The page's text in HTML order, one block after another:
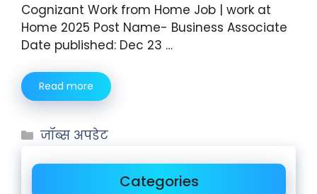
Cognizant Work from Home Job | work at
Home 2025 Post Name- Business Associate
Date published: Dec 23 …
Read more
जॉब्स अपडेट
Categories